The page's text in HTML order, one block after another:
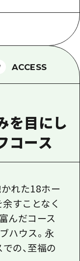
Fi
旅行者向け情報一
ご紹介！
ACCESS
を目にし
コース
れた18ホー
すことなく
んだコース
ハウス。永
の、至福の